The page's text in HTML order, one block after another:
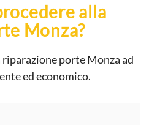
alla
Monza?
porte Monza ad
ed economico.